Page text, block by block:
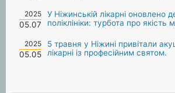
2025
05.07
У Ніжинській лікарні оновлено
поліклініки: турбота про якість
2025
05.05
5 травня у Ніжині привітали
лікарні із професійним святом.